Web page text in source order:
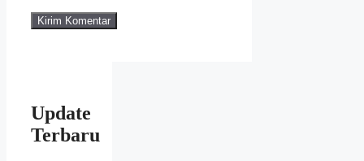
Update
Terbaru